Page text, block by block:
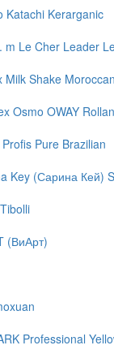
Katachi Kerarganic
m Le Cher Leader
Milk Shake
Osmo OWAY
Profis Pure Brazilian
Key (Сарина Кей)
Tibolli
(ВиАрт)
Professional